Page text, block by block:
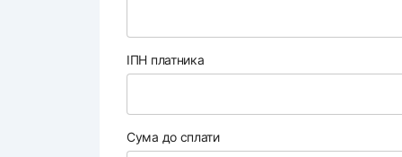
ІПН платника
Сума до сплати